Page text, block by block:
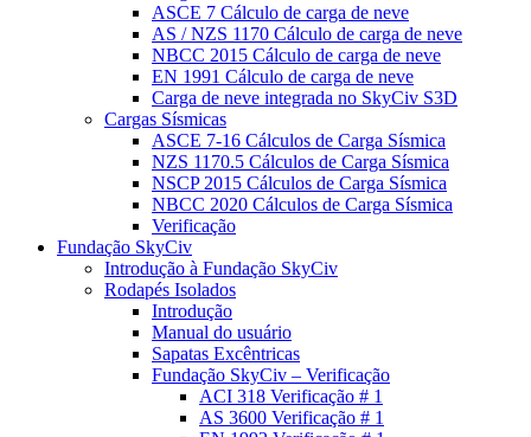
ASCE 7 Cálculo de carga de neve
AS / NZS 1170 Cálculo de carga de neve
NBCC 2015 Cálculo de carga de neve
EN 1991 Cálculo de carga de neve
Carga de neve integrada no SkyCiv S3D
Cargas Sísmicas
ASCE 7-16 Cálculos de Carga Sísmica
NZS 1170.5 Cálculos de Carga Sísmica
NSCP 2015 Cálculos de Carga Sísmica
NBCC 2020 Cálculos de Carga Sísmica
Verificação
Fundação SkyCiv
Introdução à Fundação SkyCiv
Rodapés Isolados
Introdução
Manual do usuário
Sapatas Excêntricas
Fundação SkyCiv – Verificação
ACI 318 Verificação # 1
AS 3600 Verificação # 1